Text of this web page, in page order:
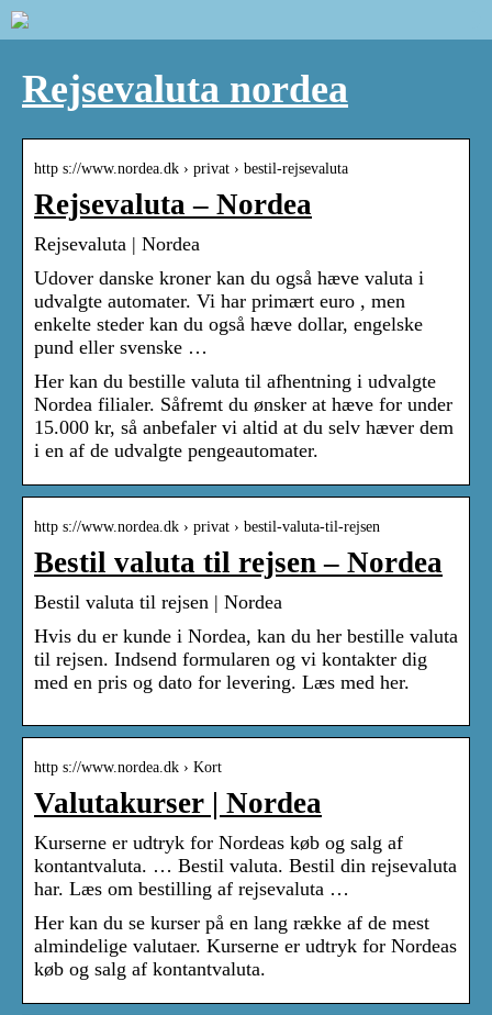
Rejsevaluta nordea
http s://www.nordea.dk › privat › bestil-rejsevaluta
Rejsevaluta – Nordea
Rejsevaluta | Nordea
Udover danske kroner kan du også hæve valuta i
udvalgte automater. Vi har primært euro , men
enkelte steder kan du også hæve dollar, engelske
pund eller svenske …
Her kan du bestille valuta til afhentning i udvalgte
Nordea filialer. Såfremt du ønsker at hæve for under
15.000 kr, så anbefaler vi altid at du selv hæver dem
i en af de udvalgte pengeautomater.
http s://www.nordea.dk › privat › bestil-valuta-til-rejsen
Bestil valuta til rejsen – Nordea
Bestil valuta til rejsen | Nordea
Hvis du er kunde i Nordea, kan du her bestille valuta
til rejsen. Indsend formularen og vi kontakter dig
med en pris og dato for levering. Læs med her.
http s://www.nordea.dk › Kort
Valutakurser | Nordea
Kurserne er udtryk for Nordeas køb og salg af
kontantvaluta. … Bestil valuta. Bestil din rejsevaluta
har. Læs om bestilling af rejsevaluta …
Her kan du se kurser på en lang række af de mest
almindelige valutaer. Kurserne er udtryk for Nordeas
køb og salg af kontantvaluta.